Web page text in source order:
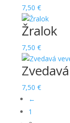
7,50 €
Žralok
7,50 €
7,50 €
←
1